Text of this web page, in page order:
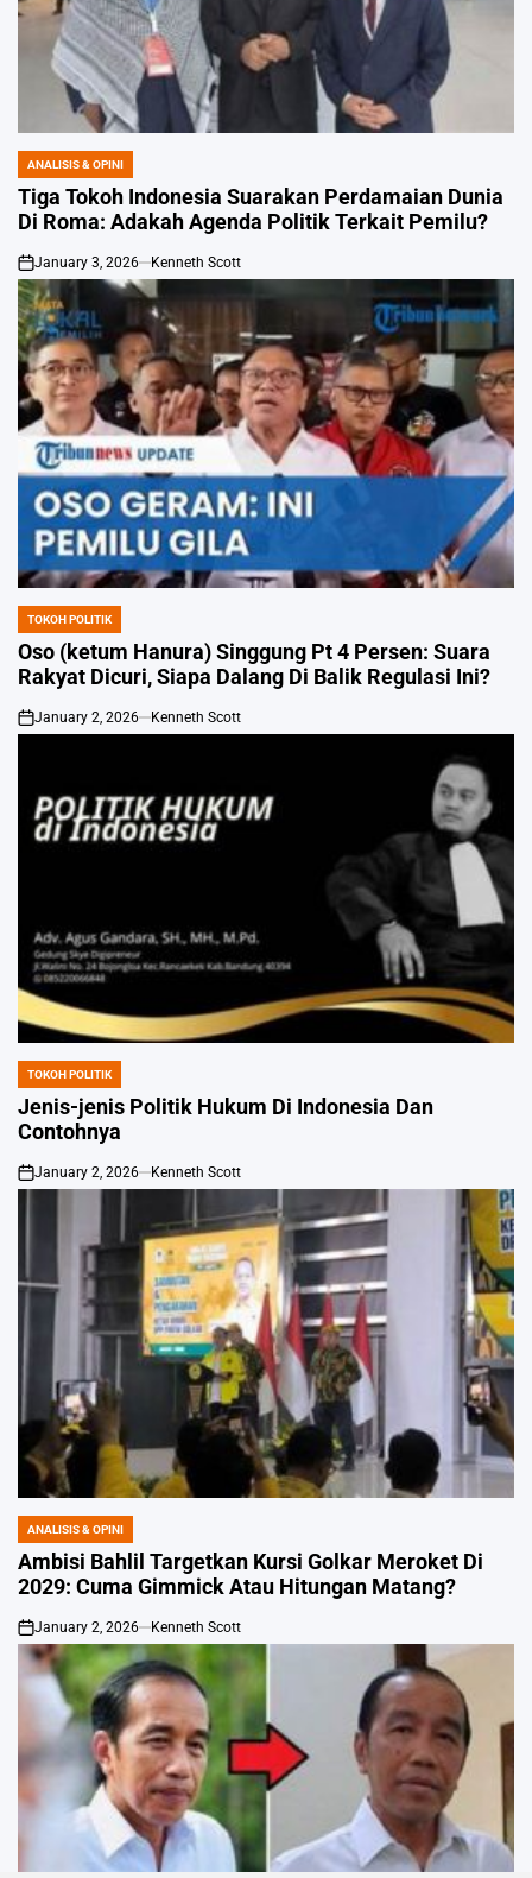
POSTED
IN
ANALISIS & OPINI
Tiga Tokoh Indonesia Suarakan Perdamaian Dunia
Di Roma: Adakah Agenda Politik Terkait Pemilu?
on
January 3, 2026 Kenneth Scott
POSTED
IN
TOKOH POLITIK
Oso (ketum Hanura) Singgung Pt 4 Persen: Suara
Rakyat Dicuri, Siapa Dalang Di Balik Regulasi Ini?
on
January 2, 2026 Kenneth Scott
POSTED
IN
TOKOH POLITIK
Jenis-jenis Politik Hukum Di Indonesia Dan
Contohnya
on
January 2, 2026 Kenneth Scott
POSTED
IN
ANALISIS & OPINI
Ambisi Bahlil Targetkan Kursi Golkar Meroket Di
2029: Cuma Gimmick Atau Hitungan Matang?
on
January 2, 2026 Kenneth Scott